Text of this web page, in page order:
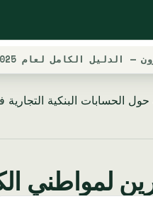
الدليل الكامل لعام 2025
الحسابات البنكية التجارية
لمواطني